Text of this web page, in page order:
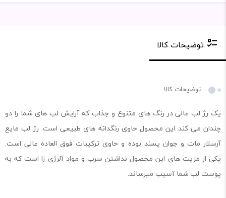
توضیحات کالا
توضیحات کالا
یک رژ لب عالی در رنگ های متنوع و جذاب که آرایش لب های شما را دو
چندان می کند این محصول حاوی رنگدانه های طبیعی است. رژ لب مایع
آرسلار مات و جوان پسند بوده و حاوی ترکیبات فوق العاده عالی است.
یکی از مزیت های این محصول نداشتن سرب و مواد آلرژی زا است که به
پوست لب شما آسیب میرساند.